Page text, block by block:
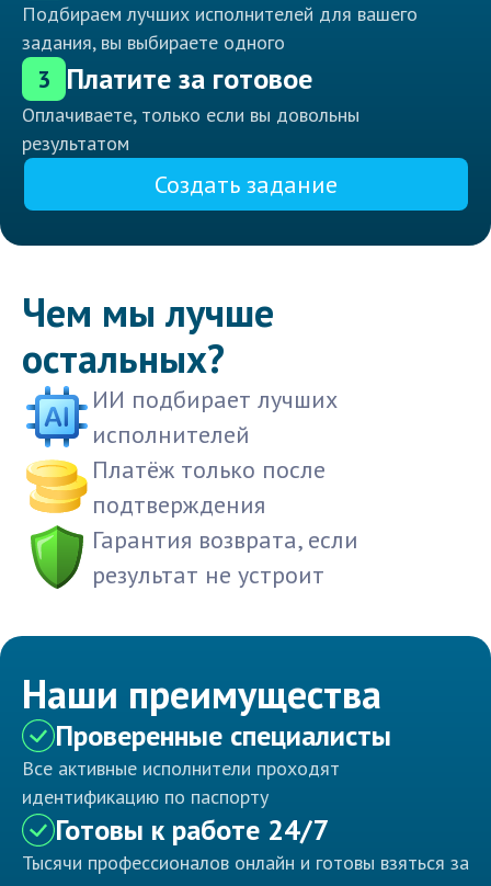
Подбираем лучших исполнителей для вашего
задания, вы выбираете одного
3 Платите за готовое
Оплачиваете, только если вы довольны
результатом
Создать задание
Чем мы лучше
остальных?
ИИ подбирает лучших
исполнителей
Платёж только после
подтверждения
Гарантия возврата, если
результат не устроит
Наши преимущества
Проверенные специалисты
Все активные исполнители проходят
идентификацию по паспорту
Готовы к работе 24/7
Тысячи профессионалов онлайн и готовы взяться за